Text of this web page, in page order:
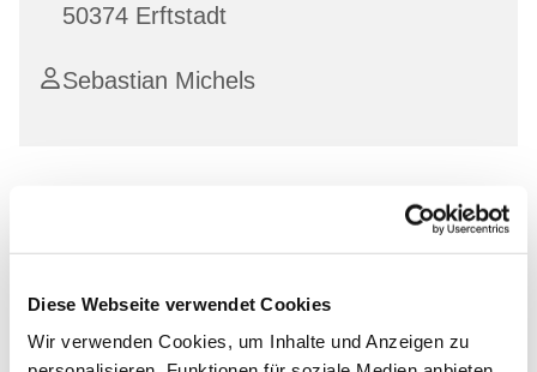
Diese Webseite verwendet Cookies
Wir verwenden Cookies, um Inhalte und Anzeigen zu
50374 Erftstadt
Sebastian Michels